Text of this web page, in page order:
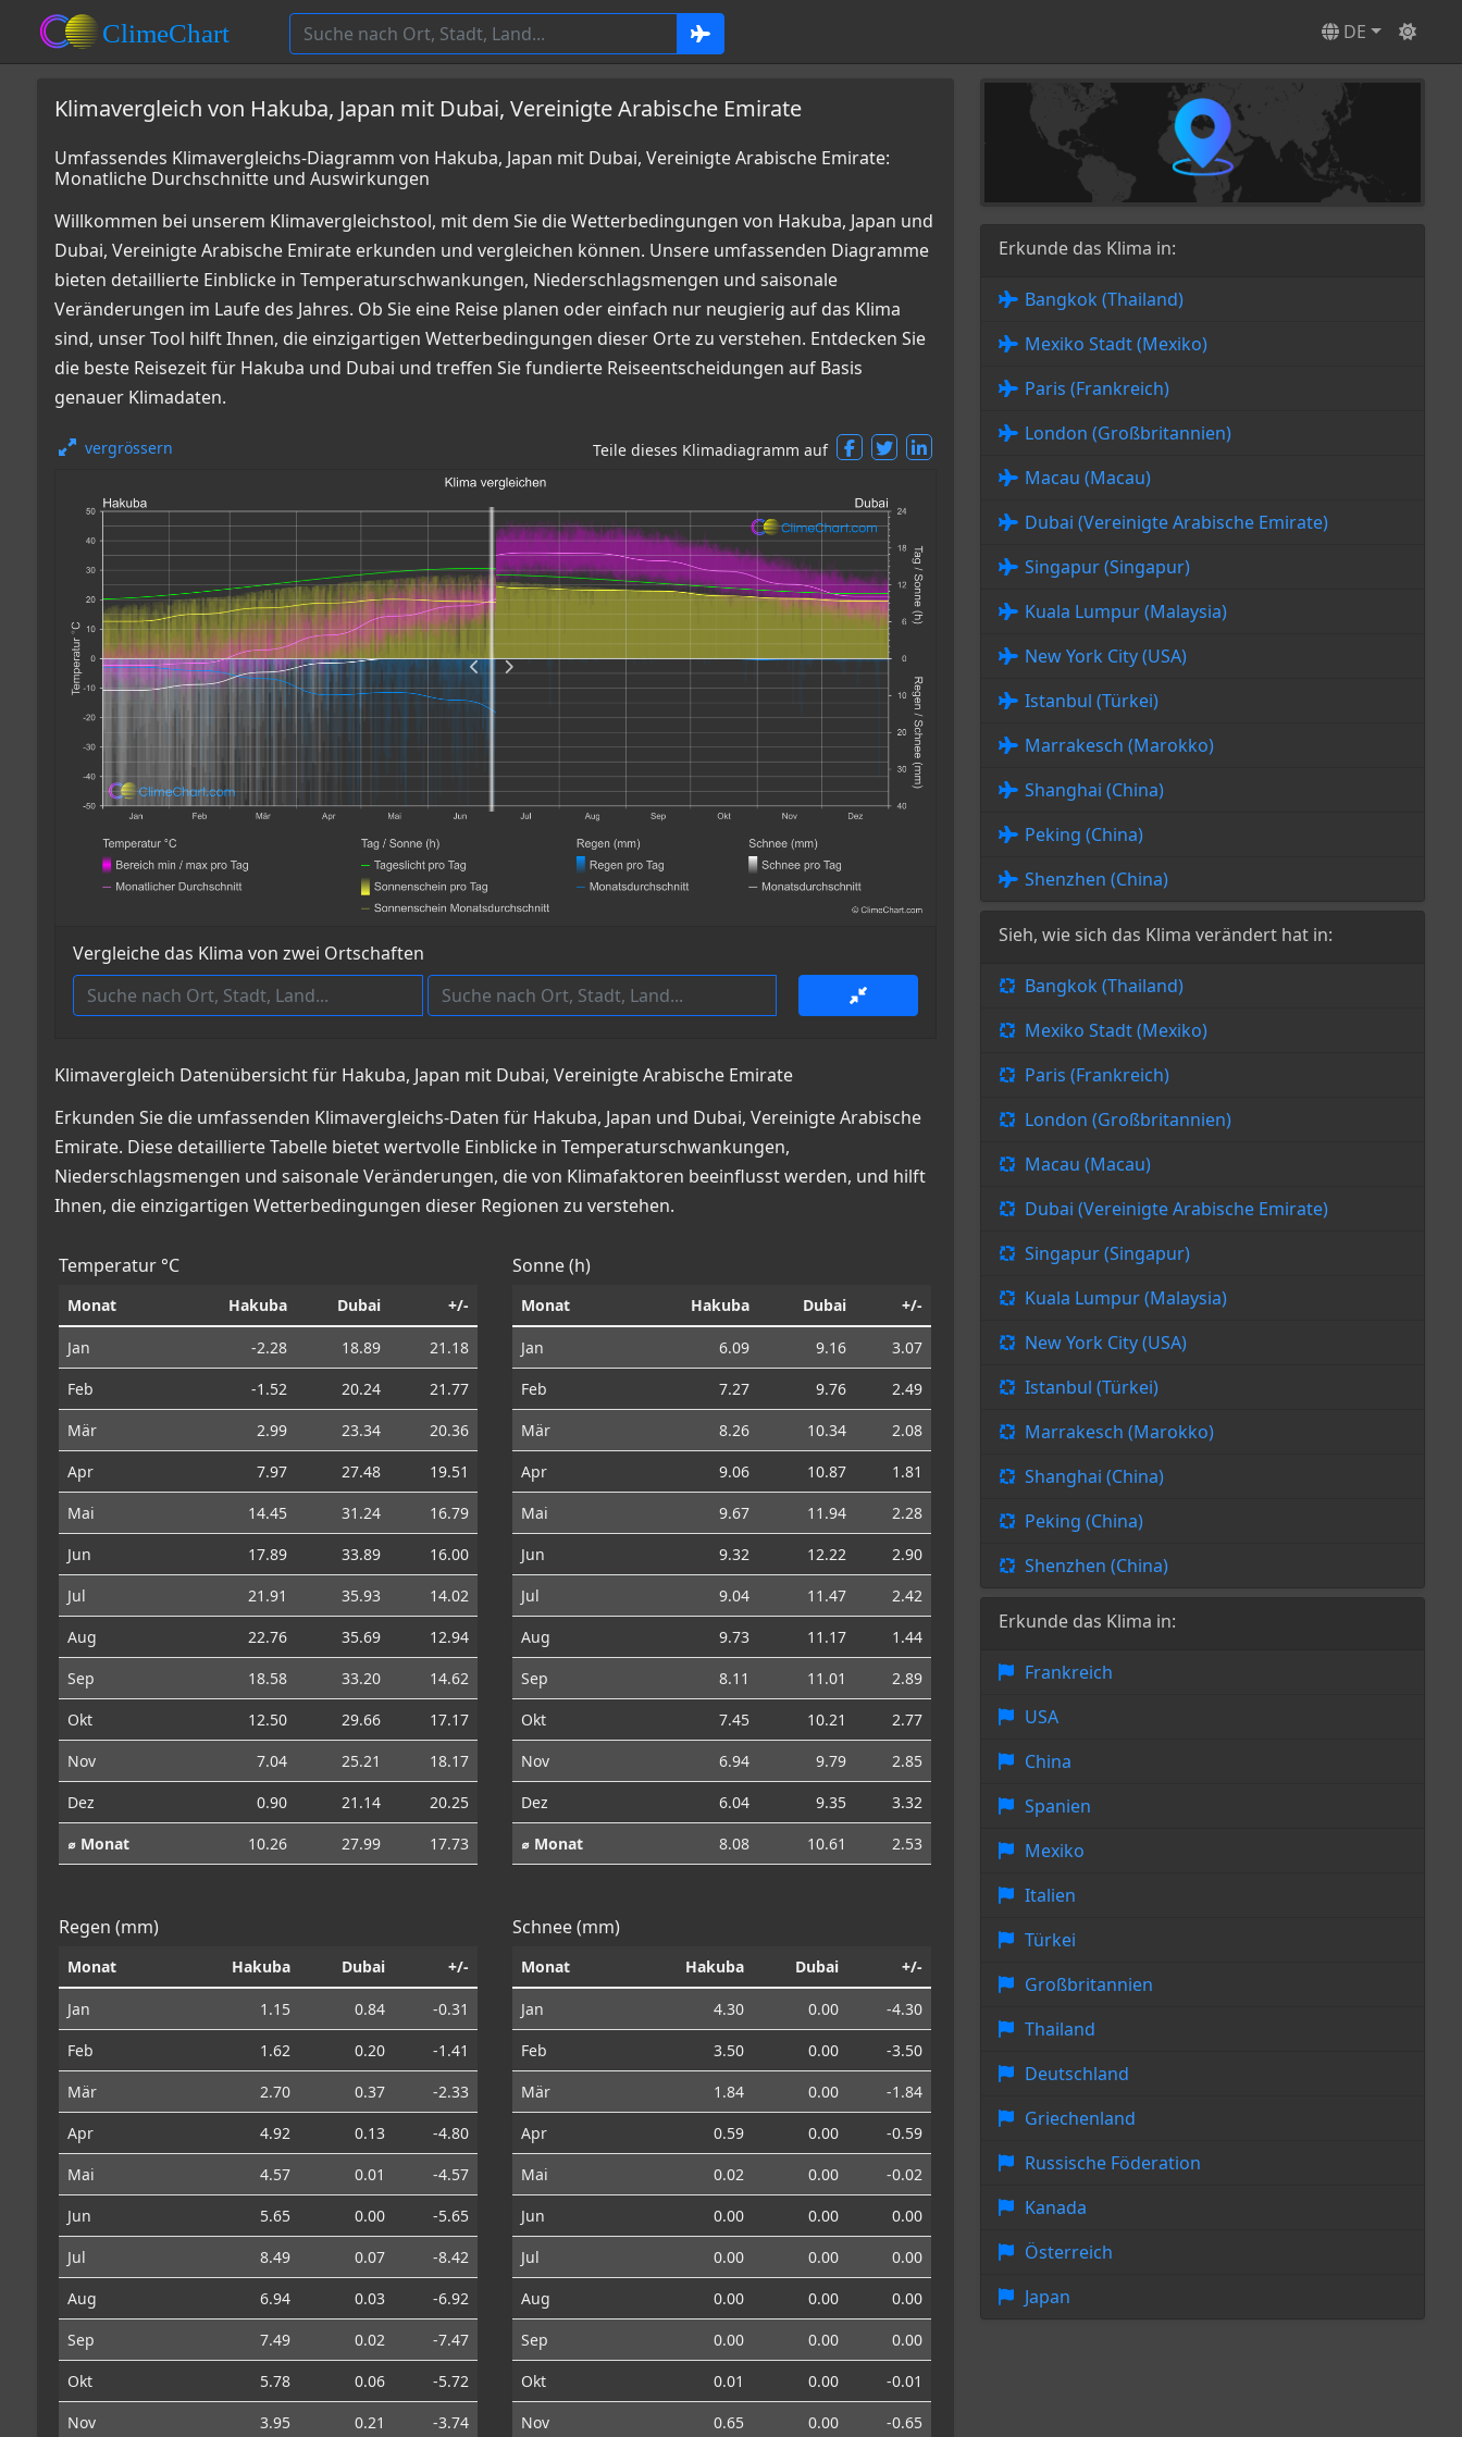
DE
Klimavergleich von Hakuba, Japan mit Dubai, Vereinigte Arabische Emirate
Umfassendes Klimavergleichs-Diagramm von Hakuba, Japan mit Dubai, Vereinigte Arabische Emirate:
Monatliche Durchschnitte und Auswirkungen
Willkommen bei unserem Klimavergleichstool, mit dem Sie die Wetterbedingungen von Hakuba, Japan und
Dubai, Vereinigte Arabische Emirate erkunden und vergleichen können. Unsere umfassenden Diagramme
bieten detaillierte Einblicke in Temperaturschwankungen, Niederschlagsmengen und saisonale
Veränderungen im Laufe des Jahres. Ob Sie eine Reise planen oder einfach nur neugierig auf das Klima
sind, unser Tool hilft Ihnen, die einzigartigen Wetterbedingungen dieser Orte zu verstehen. Entdecken Sie
die beste Reisezeit für Hakuba und Dubai und treffen Sie fundierte Reiseentscheidungen auf Basis
genauer Klimadaten.
vergrössern Teile dieses Klimadiagramm auf
Vergleiche das Klima von zwei Ortschaften
Klimavergleich Datenübersicht für Hakuba, Japan mit Dubai, Vereinigte Arabische Emirate
Erkunden Sie die umfassenden Klimavergleichs-Daten für Hakuba, Japan und Dubai, Vereinigte Arabische
Emirate. Diese detaillierte Tabelle bietet wertvolle Einblicke in Temperaturschwankungen,
Niederschlagsmengen und saisonale Veränderungen, die von Klimafaktoren beeinflusst werden, und hilft
Ihnen, die einzigartigen Wetterbedingungen dieser Regionen zu verstehen.
Temperatur °C
Monat Hakuba Dubai +/-
Jan -2.28 18.89
21.18
Feb
-1.52 20.24
21.77
Mär
2.99 23.34
20.36
Apr
7.97 27.48
19.51
Mai
14.45 31.24
16.79
Jun
17.89 33.89
16.00
Jul
21.91 35.93
14.02
Aug
22.76 35.69
12.94
Sep
18.58 33.20
14.62
Okt
12.50 29.66
17.17
Nov
7.04 25.21
18.17
Dez
0.90 21.14
20.25
⌀ Monat
10.26 27.99 17.73
Sonne (h)
Monat Hakuba Dubai +/-
Jan 6.09 9.16
3.07
Feb
7.27 9.76
2.49
Mär
8.26 10.34
2.08
Apr
9.06 10.87
1.81
Mai
9.67 11.94
2.28
Jun
9.32 12.22
2.90
Jul
9.04 11.47
2.42
Aug
9.73 11.17
1.44
Sep
8.11 11.01
2.89
Okt
7.45 10.21
2.77
Nov
6.94 9.79
2.85
Dez
6.04 9.35
3.32
⌀ Monat
8.08 10.61 2.53
Regen (mm)
Monat Hakuba Dubai +/-
Jan 1.15 0.84
-0.31
Feb
1.62 0.20
-1.41
Mär
2.70 0.37
-2.33
Apr
4.92 0.13
-4.80
Mai
4.57 0.01
-4.57
Jun
5.65 0.00
-5.65
Jul
8.49 0.07
-8.42
Aug
6.94 0.03
-6.92
Sep
7.49 0.02
-7.47
Okt
5.78 0.06
-5.72
Nov
3.95 0.21 -3.74
Schnee (mm)
Monat Hakuba Dubai +/-
Jan 4.30 0.00
-4.30
Feb
3.50 0.00
-3.50
Mär
1.84 0.00
-1.84
Apr
0.59 0.00
-0.59
Mai
0.02 0.00
-0.02
Jun
0.00 0.00
0.00
Jul
0.00 0.00
0.00
Aug
0.00 0.00
0.00
Sep
0.00 0.00
0.00
Okt
0.01 0.00
-0.01
Nov
0.65 0.00 -0.65
Erkunde das Klima in:
Bangkok (Thailand)
Mexiko Stadt (Mexiko)
Paris (Frankreich)
London (Großbritannien)
Macau (Macau)
Dubai (Vereinigte Arabische Emirate)
Singapur (Singapur)
Kuala Lumpur (Malaysia)
New York City (USA)
Istanbul (Türkei)
Marrakesch (Marokko)
Shanghai (China)
Peking (China)
Shenzhen (China)
Sieh, wie sich das Klima verändert hat in:
Bangkok (Thailand)
Mexiko Stadt (Mexiko)
Paris (Frankreich)
London (Großbritannien)
Macau (Macau)
Dubai (Vereinigte Arabische Emirate)
Singapur (Singapur)
Kuala Lumpur (Malaysia)
New York City (USA)
Istanbul (Türkei)
Marrakesch (Marokko)
Shanghai (China)
Peking (China)
Shenzhen (China)
Erkunde das Klima in:
Frankreich
USA
China
Spanien
Mexiko
Italien
Türkei
Großbritannien
Thailand
Deutschland
Griechenland
Russische Föderation
Kanada
Österreich
Japan